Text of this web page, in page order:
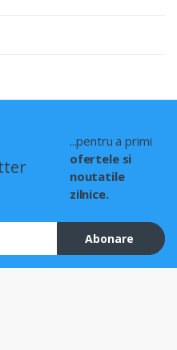
...pentru a primi
ofertele si
noutatile
zilnice.
Abonare